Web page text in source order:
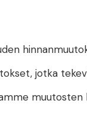
jotka